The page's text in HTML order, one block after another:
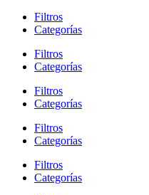
Filtros
Categorías
Filtros
Categorías
Filtros
Categorías
Filtros
Categorías
Filtros
Categorías